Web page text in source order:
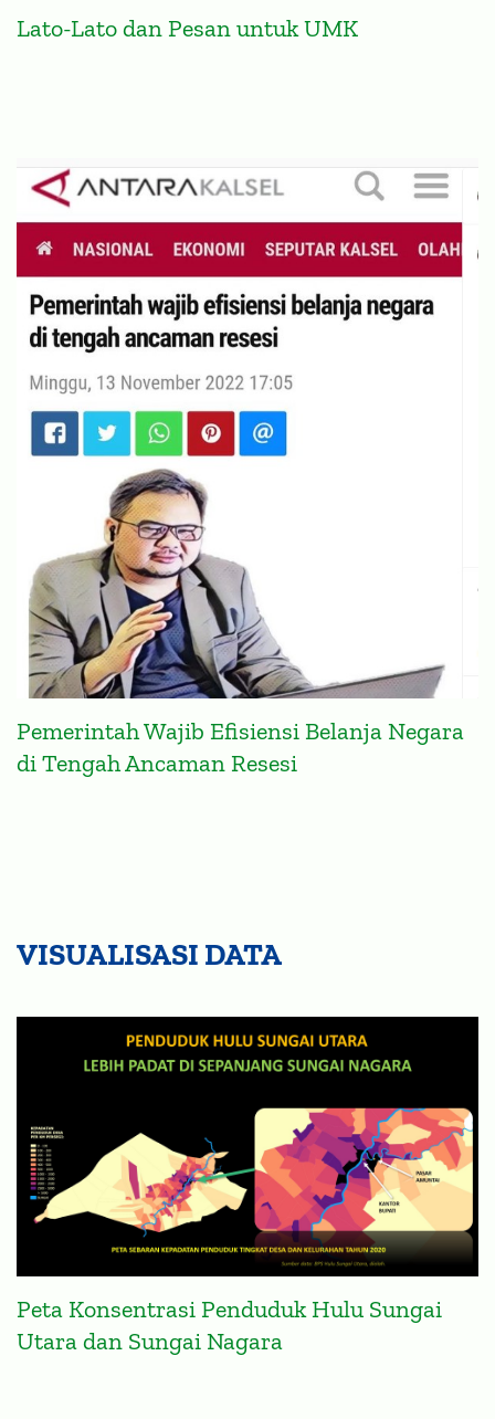
Lato-Lato dan Pesan untuk UMK
Pemerintah Wajib Efisiensi Belanja Negara
di Tengah Ancaman Resesi
VISUALISASI DATA
Peta Konsentrasi Penduduk Hulu Sungai
Utara dan Sungai Nagara